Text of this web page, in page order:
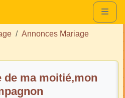
Annonces Mariage
de ma moitié,mon